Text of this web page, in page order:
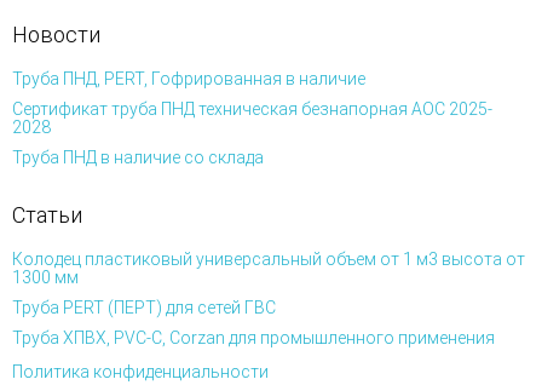
Новости
Труба ПНД, PERT, Гофрированная в наличие
Сертификат труба ПНД техническая безнапорная АОС 2025-
2028
Труба ПНД в наличие со склада
Статьи
Колодец пластиковый универсальный объем от 1 м3 высота от
1300 мм
Труба PERT (ПЕРТ) для сетей ГВС
Труба ХПВХ, PVC-C, Corzan для промышленного применения
Политика конфиденциальности